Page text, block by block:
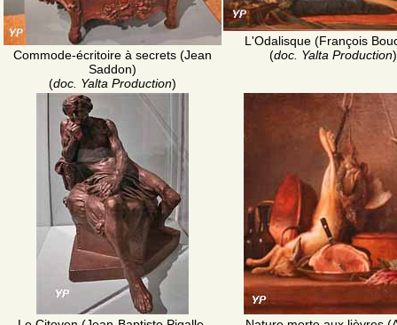
Commode-écritoire à secrets (Jean
Saddon)
(doc. Yalta Production)
L'Odalisque (François
(doc. Yalta Production)